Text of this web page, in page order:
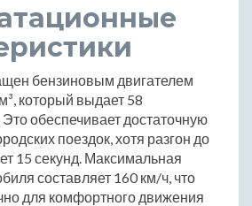
бензиновым двигателем
который выдает 58
обеспечивает достаточную
поездок, хотя разгон до
15 секунд. Максимальная
составляет 160 км/ч, что
для комфортного движения